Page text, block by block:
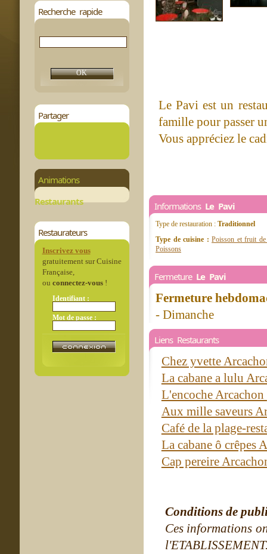
Recherche rapide
Partager
Animations
Restaurants
Restaurateurs
Inscrivez vous
gratuitement sur Cuisine
Française,
ou connectez-vous!
Identifiant :
Mot de passe :
Le Pavi est un
famille pour passer
Vous appréciez le
Informations Le Pavi
Type de restauration : Traditionnel
Type de cuisine : Poisson et fruit de
Poissons
Fermeture Le Pavi
Fermeture
- Dimanche
Liens Restaurants
Chez yvette
La cabane a lulu
L'encoche Arcachon
Aux mille saveurs
Café de la plage-
La cabane ô crêpes
Cap pereire
Conditions de
Ces informations